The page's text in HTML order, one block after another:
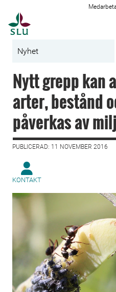
Nyhet
Nytt grepp kan
arter, bestånd
påverkas av
PUBLICERAD: 11 NOVEMBER 2016
KONTAKT